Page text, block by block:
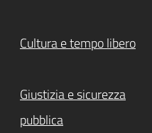
Cultura e tempo libero
Giustizia e sicurezza
pubblica